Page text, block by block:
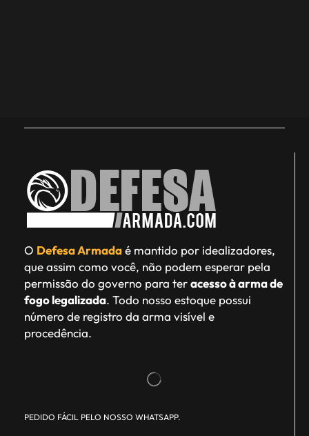
O Defesa Armadaé mantido por idealizadores,
que assim como você, não podem esperar pela
permissão do governo para teracesso à arma de
fogo legalizada. Todo nosso estoque possui
número de registro da arma visível e
procedência.
PEDIDO FÁCIL PELO NOSSO WHATSAPP.